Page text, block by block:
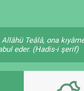
Teâlâ, ona
eder. (Hadis-i şerif)